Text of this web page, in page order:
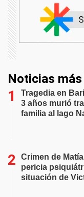
Noticias
Tragedia en
3 años murió
familia al lago
Crimen de
pericia
situación de